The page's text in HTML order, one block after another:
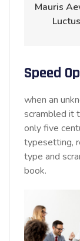
Mauris
Speed
when an
scrambled it
only five
typesetting,
type and
book.